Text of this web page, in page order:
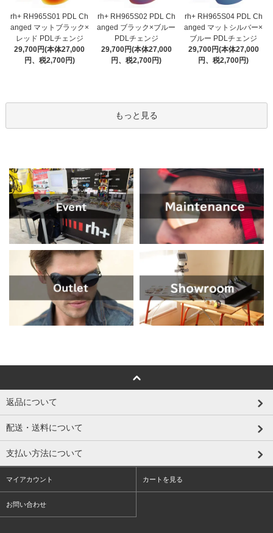
rh+ RH965S01 PDL Ch
anged マットブラック×
レッド PDLチェンジ
29,700円(本体27,000
円、税2,700円)
rh+ RH965S02 PDL Ch
anged ブラック×ブルー
PDLチェンジ
29,700円(本体27,000
円、税2,700円)
rh+ RH965S04 PDL Ch
anged マットシルバー×
ブルー PDLチェンジ
29,700円(本体27,000
円、税2,700円)
もっと見る
返品について
配送・送料について
支払い方法について
マイアカウント カートを見る
お問い合わせ